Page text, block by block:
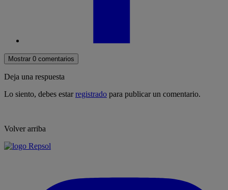
Mostrar 0 comentarios
Deja una respuesta
Lo siento, debes estarregistrado para publicar un comentario.
Volver arriba